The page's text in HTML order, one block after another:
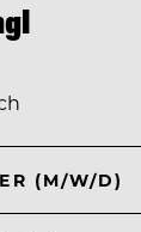
(M/W/D)